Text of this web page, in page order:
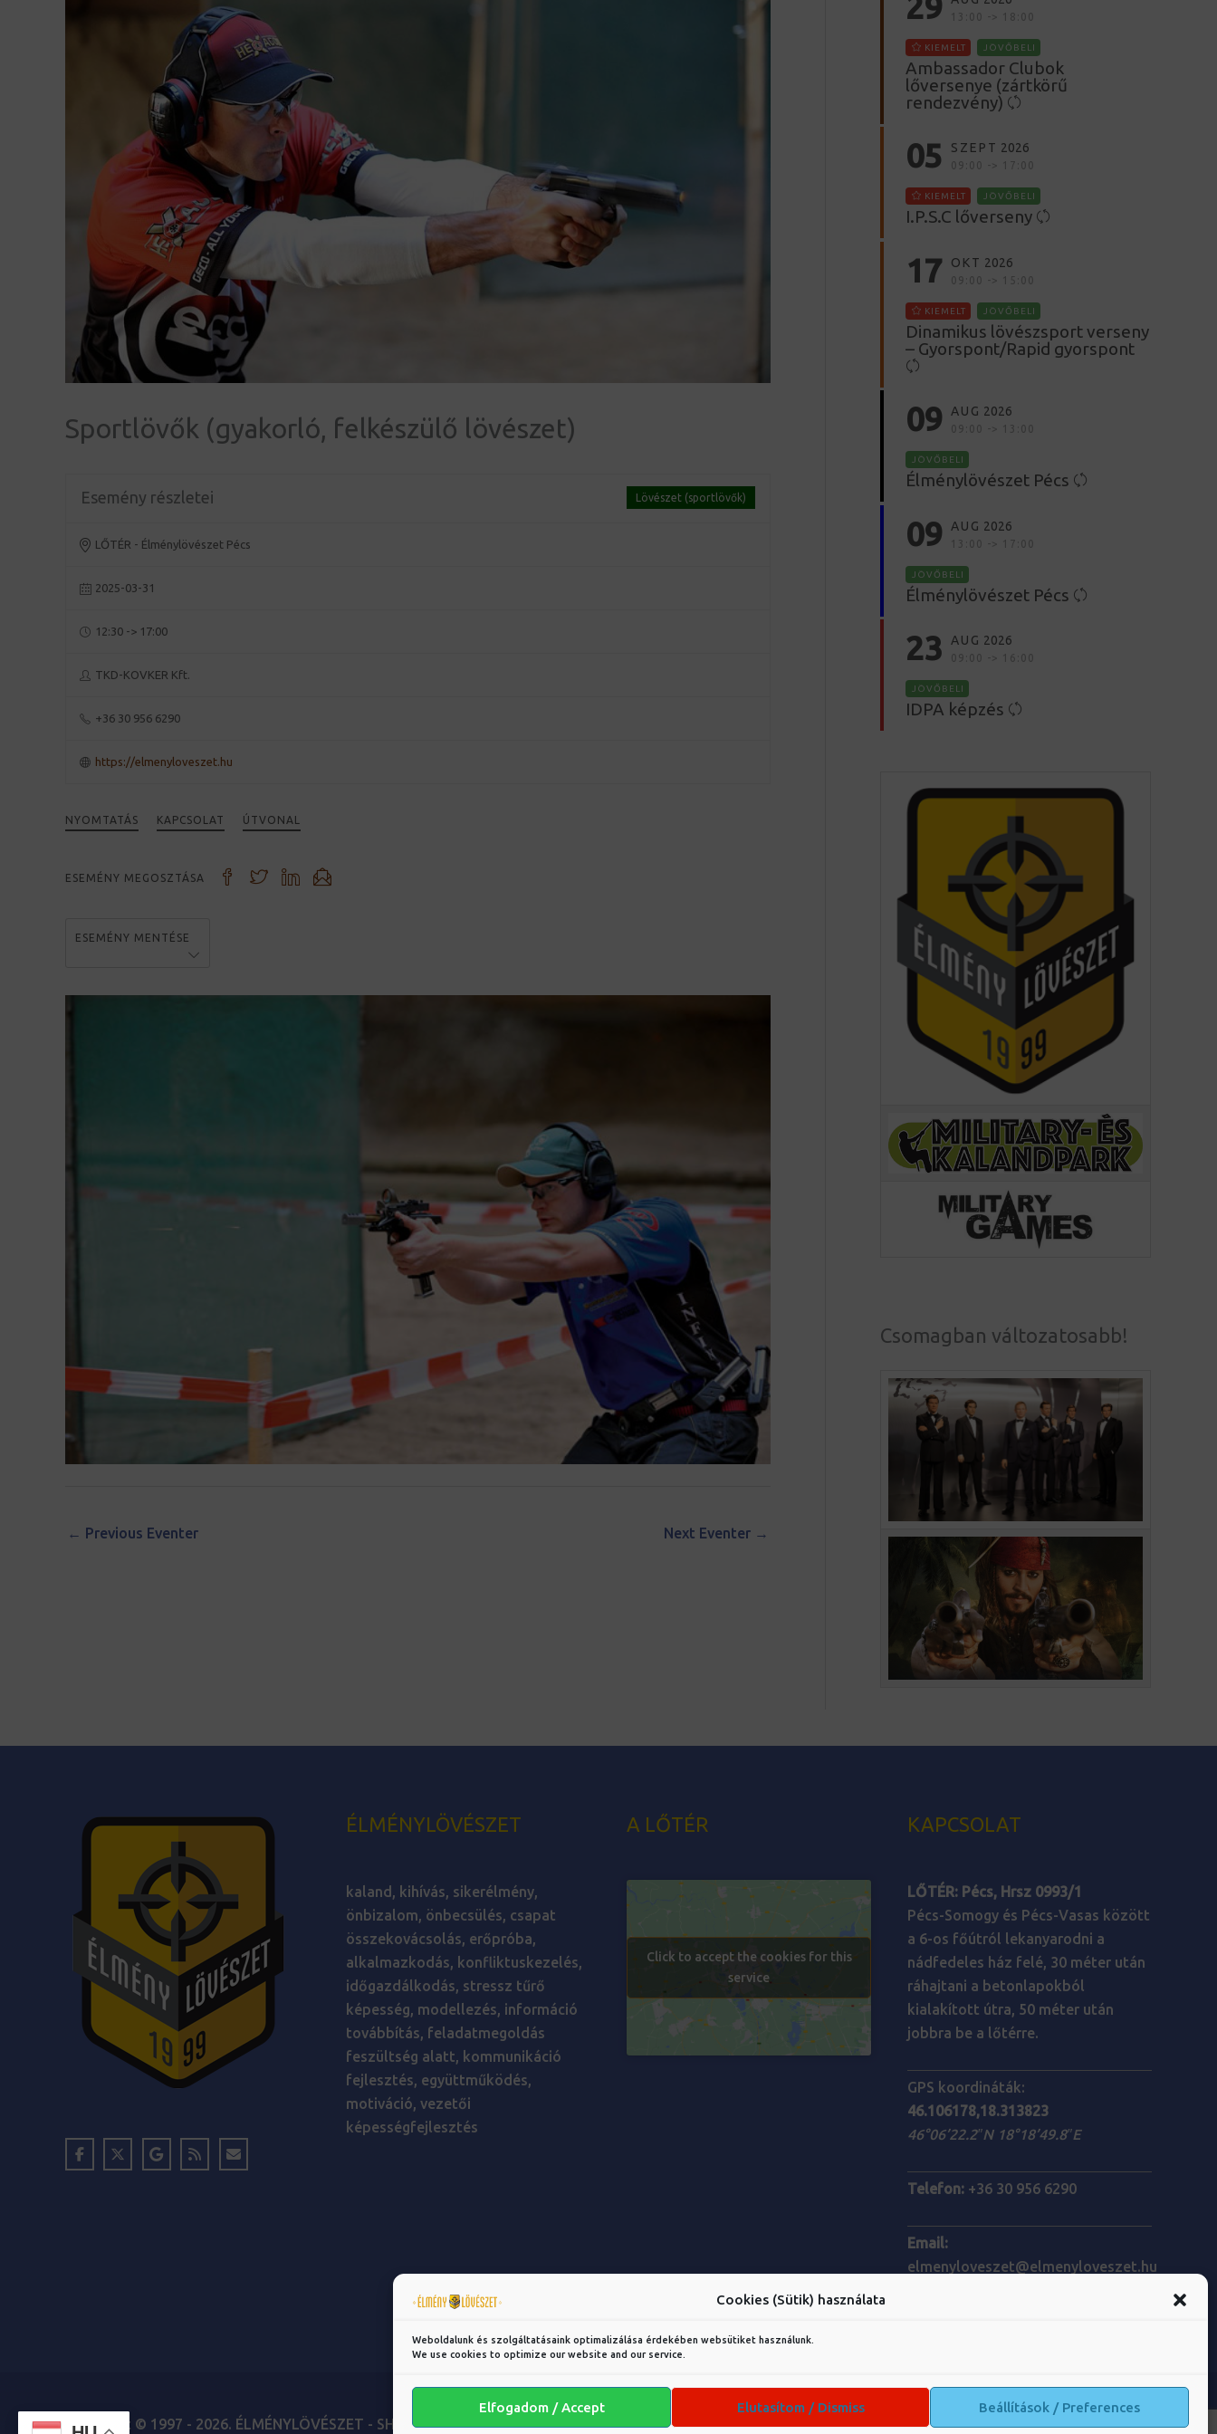
Cookies (Sütik) használata
Weboldalunk és szolgáltatásaink optimalizálása érdekében websütiket használunk.
We use cookies to optimize our website and our service.
Elfogadom / Accept Elutasítom / Dismiss Beállítások / Preferences
Sportlövők (gyakorló, felkészülő lövészet)
Lövészet (sportlövők)
Esemény részletei
LŐTÉR - Élménylövészet Pécs
2025-03-31
12:30 -> 17:00
TKD-KOVKER Kft.
+36 30 956 6290
https://elmenyloveszet.hu
NYOMTATÁS KAPCSOLAT ÚTVONAL
ESEMÉNY MEGOSZTÁSA
ESEMÉNY MENTÉSE
← Previous Eventer Next Eventer →
13:00 -> 18:00
KIEMELT JÖVŐBELI
Ambassador Clubok
lőversenye (zártkörű
rendezvény)
05 SZEPT 2026
09:00 -> 17:00
KIEMELT JÖVŐBELI
I.P.S.C lőverseny
17 OKT 2026
09:00 -> 15:00
KIEMELT JÖVŐBELI
Dinamikus lövészsport verseny
– Gyorspont/Rapid gyorspont
09 AUG 2026
09:00 -> 13:00
JÖVŐBELI
Élménylövészet Pécs
09 AUG 2026
13:00 -> 17:00
JÖVŐBELI
Élménylövészet Pécs
23 AUG 2026
09:00 -> 16:00
JÖVŐBELI
IDPA képzés
Csomagban változatosabb!
ÉLMÉNYLÖVÉSZET
kaland, kihívás, sikerélmény,
önbizalom, önbecsülés, csapat
összekovácsolás, erőpróba,
alkalmazkodás, konfliktuskezelés,
időgazdálkodás, stressz tűrő
képesség, modellezés, információ
továbbítás, feladatmegoldás
feszültség alatt, kommunikáció
fejlesztés, együttműködés,
motiváció, vezetői
képességfejlesztés
A LŐTÉR
Click to accept the cookies for this
service
KAPCSOLAT
LŐTÉR: Pécs, Hrsz 0993/1
Pécs-Somogy és Pécs-Vasas között
a 6-os főútról lekanyarodni a
nádfedeles ház felé, 30 méter után
ráhajtani a betonlapokból
kialakított útra, 50 méter után
jobbra be a lőtérre.
GPS koordináták:
46.106178,18.313823
46°06’22.2″N 18°18’49.8″E
Telefon: +36 30 956 6290
Email:
elmenyloveszet@elmenyloveszet.hu
Copyright © 1997 - 2026. ÉLMÉNYLÖVÉSZET - SHOOTING EXPERIENCE ADATVÉDELEM KAPCSOLAT IMPRESSZUM